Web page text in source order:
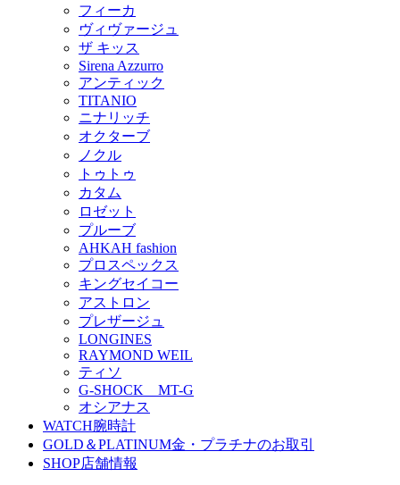
フィーカ
ヴィヴァージュ
ザ キッス
Sirena Azzurro
アンティック
TITANIO
ニナリッチ
オクターブ
ノクル
トゥトゥ
カタム
ロゼット
プルーブ
AHKAH fashion
プロスペックス
キングセイコー
アストロン
プレザージュ
LONGINES
RAYMOND WEIL
ティソ
G-SHOCK MT-G
オシアナス
WATCH腕時計
GOLD＆PLATINUM金・プラチナのお取引
SHOP店舗情報